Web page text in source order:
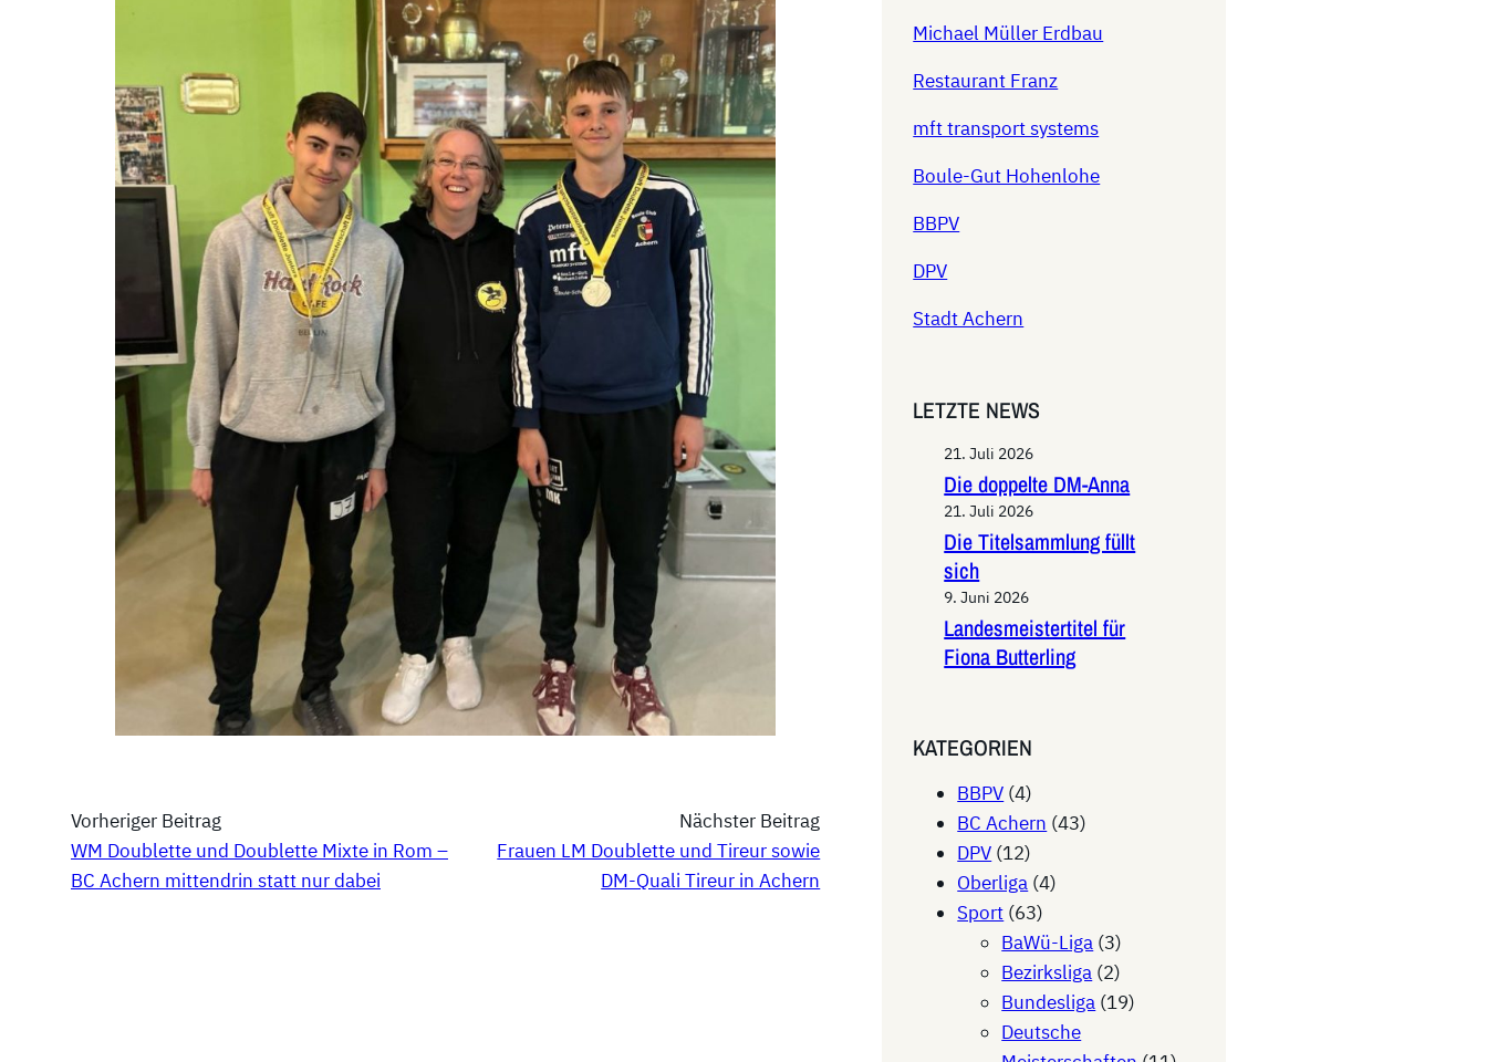
Vorheriger Beitrag
WM Doublette und Doublette Mixte in Rom –
BC Achern mittendrin statt nur dabei
Nächster Beitrag
Frauen LM Doublette und Tireur sowie
DM-Quali Tireur in Achern
Michael Müller Erdbau
Restaurant Franz
mft transport systems
Boule-Gut Hohenlohe
BBPV
DPV
Stadt Achern
LETZTE NEWS
21. Juli 2026
Die doppelte DM-Anna
21. Juli 2026
Die Titelsammlung füllt
sich
9. Juni 2026
Landesmeistertitel für
Fiona Butterling
KATEGORIEN
BBPV (4)
BC Achern (43)
DPV (12)
Oberliga (4)
Sport (63)
BaWü-Liga (3)
Bezirksliga (2)
Bundesliga (19)
Deutsche